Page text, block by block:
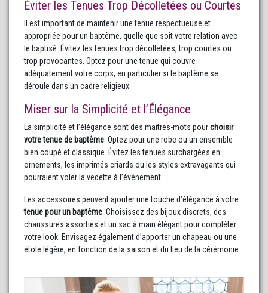
Éviter les Tenues Trop Décolletées ou Courtes
Il est important de maintenir une tenue respectueuse et
appropriée pour un baptême, quelle que soit votre relation avec
le baptisé. Évitez les tenues trop décolletées, trop courtes ou
trop provocantes. Optez pour une tenue qui couvre
adéquatement votre corps, en particulier si le baptême se
déroule dans un cadre religieux.
Miser sur la Simplicité et l’Élégance
La simplicité et l’élégance sont des maîtres-mots pourchoisir
votre tenue de baptême . Optez pour une robe ou un ensemble
bien coupé et classique. Évitez les tenues surchargées en
ornements, les imprimés criards ou les styles extravagants qui
pourraient voler la vedette à l’événement.
Les accessoires peuvent ajouter une touche d’élégance à votre
tenue pour un baptême . Choisissez des bijoux discrets, des
chaussures assorties et un sac à main élégant pour compléter
votre look. Envisagez également d’apporter un chapeau ou une
étole légère, en fonction de la saison et du lieu de la cérémonie.